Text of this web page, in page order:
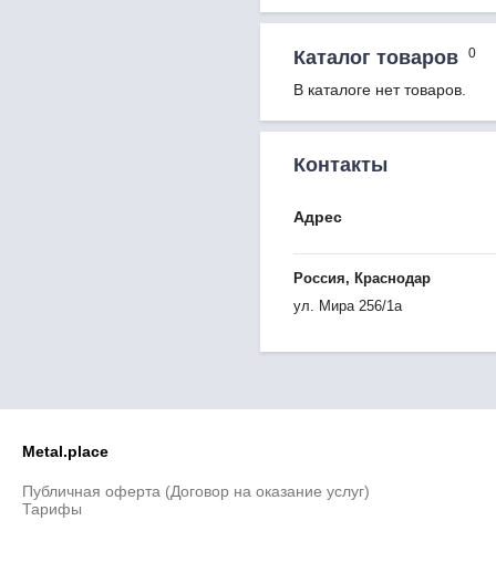
Каталог товаров 0
В каталоге нет товаров.
Контакты
Адрес
Россия, Краснодар
ул. Мира 256/1а
Metal.place
Публичная оферта (Договор на оказание услуг)
Тарифы